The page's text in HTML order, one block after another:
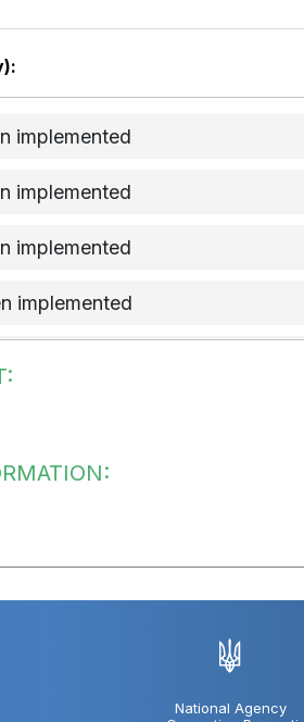
implemented
implemented
implemented
implemented
has not started
National Agency